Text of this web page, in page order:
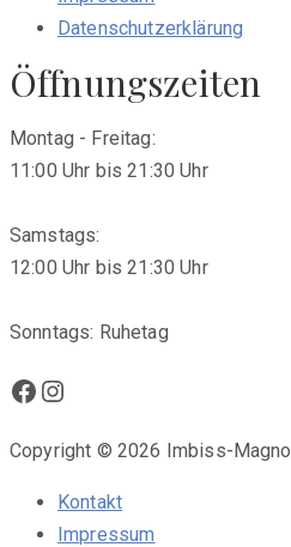
Datenschutzerklärung
Öffnungszeiten
Montag - Freitag:
11:00 Uhr bis 21:30 Uhr
Samstags:
12:00 Uhr bis 21:30 Uhr
Sonntags: Ruhetag
Facebook
Instagram
Copyright © 2026 Imbiss-Magno
Kontakt
Impressum